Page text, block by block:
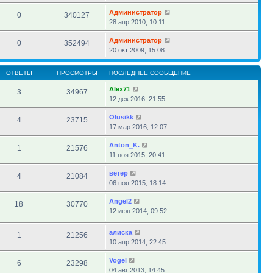
0 340127
Администратор
28 апр 2010, 10:11
0 352494
Администратор
20 окт 2009, 15:08
ОТВЕТЫ ПРОСМОТРЫ ПОСЛЕДНЕЕ СООБЩЕНИЕ
3 34967
Alex71
12 дек 2016, 21:55
4 23715
Olusikk
17 мар 2016, 12:07
1 21576
Anton_K.
11 ноя 2015, 20:41
4 21084
ветер
06 ноя 2015, 18:14
18 30770
Angel2
12 июн 2014, 09:52
1 21256
алиска
10 апр 2014, 22:45
6 23298
Vogel
04 авг 2013, 14:45